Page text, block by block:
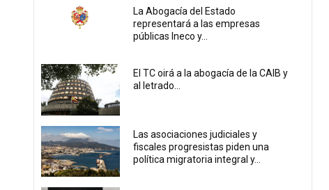
La Abogacía del Estado
representará a las empresas
públicas Ineco y...
El TC oirá a la abogacía de la CAIB y
al letrado...
Las asociaciones judiciales y
fiscales progresistas piden una
política migratoria integral y...